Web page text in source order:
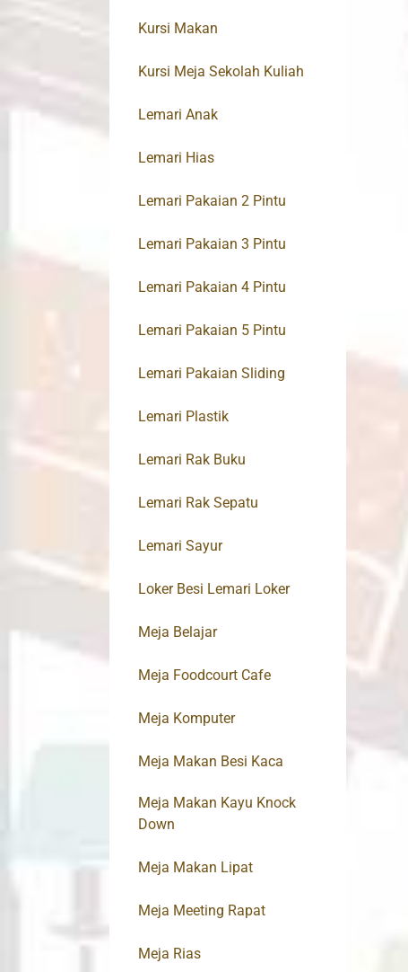
Kursi Makan
Kursi Meja Sekolah Kuliah
Lemari Anak
Lemari Hias
Lemari Pakaian 2 Pintu
Lemari Pakaian 3 Pintu
Lemari Pakaian 4 Pintu
Lemari Pakaian 5 Pintu
Lemari Pakaian Sliding
Lemari Plastik
Lemari Rak Buku
Lemari Rak Sepatu
Lemari Sayur
Loker Besi Lemari Loker
Meja Belajar
Meja Foodcourt Cafe
Meja Komputer
Meja Makan Besi Kaca
Meja Makan Kayu Knock
Down
Meja Makan Lipat
Meja Meeting Rapat
Meja Rias